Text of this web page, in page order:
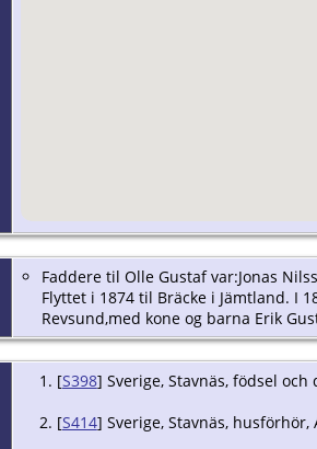
Faddere til Olle Gustaf var:Jonas
Flyttet i 1874 til Bräcke i Jämtland. I
Revsund,med kone og barna Erik
[S398] Sverige, Stavnäs, födsel och
[S414] Sverige, Stavnäs, husförhör,